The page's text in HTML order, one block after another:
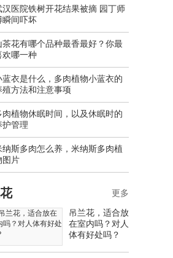
医院铁树开花结果被摘 园丁师
瞬间吓坏
茶花有哪个品种最香最好？你最
欢哪一种
蓝衣是什么，多肉植物小蓝衣的
殖方法和注意事项
肉植物休眠时间，以及休眠时的
护管理
纳斯多肉怎么养，米纳斯多肉植
图片
吊兰花，适合放
在室内吗？对人
体有好处吗？
更多